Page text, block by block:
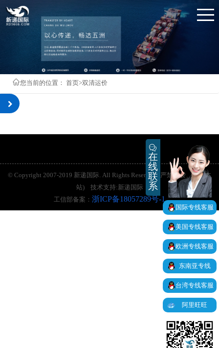
您当前的位置： 首页>双清运价
© Copyright 2007-2019 新递国际. All Rights Reserved. (严禁抄袭、镜像本
站) 技术支持:新递国际
工信部备案： 浙ICP备18057289号-1
在
线
联
系
国际专线客服
美国专线客服
欧洲专线客服
东南亚专线
台湾专线客服
阿里旺旺